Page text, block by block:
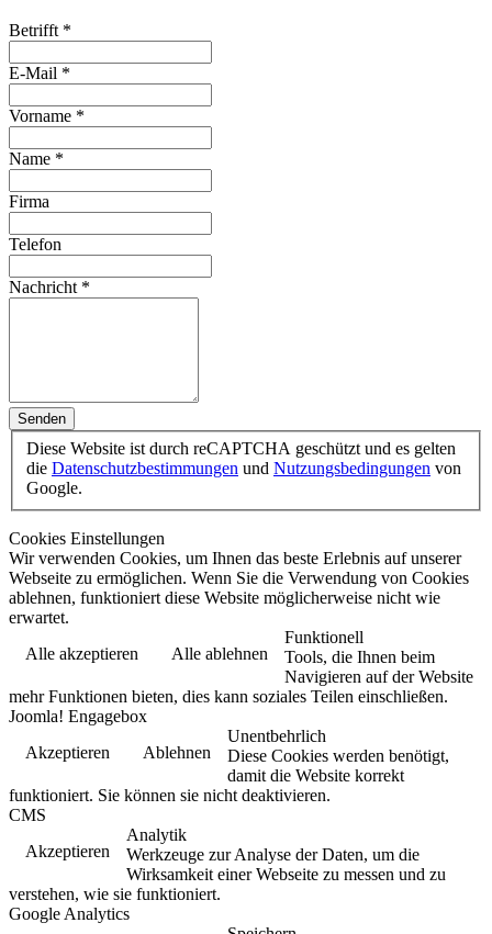
Betrifft *
E-Mail *
Vorname *
Name *
Firma
Telefon
Nachricht *
Senden
Diese Website ist durch reCAPTCHA geschützt und es gelten
die Datenschutzbestimmungen und Nutzungsbedingungen von
Google.
Cookies Einstellungen
Wir verwenden Cookies, um Ihnen das beste Erlebnis auf unserer
Webseite zu ermöglichen. Wenn Sie die Verwendung von Cookies
ablehnen, funktioniert diese Website möglicherweise nicht wie
erwartet.
Alle akzeptieren
Alle ablehnen
Funktionell
Tools, die Ihnen beim
Navigieren auf der Website
mehr Funktionen bieten, dies kann soziales Teilen einschließen.
Joomla! Engagebox
Akzeptieren
Ablehnen
Unentbehrlich
Diese Cookies werden benötigt,
damit die Website korrekt
funktioniert. Sie können sie nicht deaktivieren.
CMS
Akzeptieren
Analytik
Werkzeuge zur Analyse der Daten, um die
Wirksamkeit einer Webseite zu messen und zu
verstehen, wie sie funktioniert.
Google Analytics